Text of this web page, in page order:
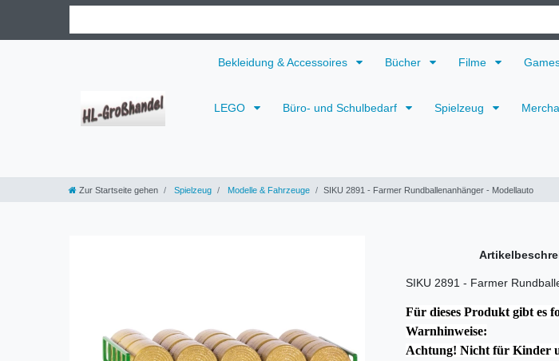
Bekleidung & Accessoires Bücher Filme
LEGO Büro- und Schulbedarf Spielzeug
Zur Startseite gehen Spielzeug Modelle & Fahrzeuge SIKU 2891 - Farmer Rundballenanhänger - Modellauto
SIKU 2891 - Farmer
Für dieses Produkt gibt es
Warnhinweise:
Achtung! Nicht für Kinder